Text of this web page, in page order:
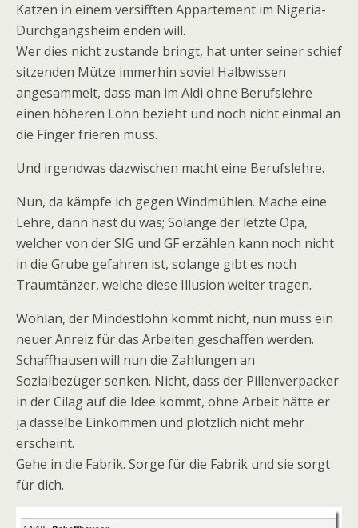
Katzen in einem versifften Appartement im Nigeria-
Durchgangsheim enden will.
Wer dies nicht zustande bringt, hat unter seiner schief
sitzenden Mütze immerhin soviel Halbwissen
angesammelt, dass man im Aldi ohne Berufslehre
einen höheren Lohn bezieht und noch nicht einmal an
die Finger frieren muss.
Und irgendwas dazwischen macht eine Berufslehre.
Nun, da kämpfe ich gegen Windmühlen. Mache eine
Lehre, dann hast du was; Solange der letzte Opa,
welcher von der SIG und GF erzählen kann noch nicht
in die Grube gefahren ist, solange gibt es noch
Traumtänzer, welche diese Illusion weiter tragen.
Wohlan, der Mindestlohn kommt nicht, nun muss ein
neuer Anreiz für das Arbeiten geschaffen werden.
Schaffhausen will nun die Zahlungen an
Sozialbezüger senken. Nicht, dass der Pillenverpacker
in der Cilag auf die Idee kommt, ohne Arbeit hätte er
ja dasselbe Einkommen und plötzlich nicht mehr
erscheint.
Gehe in die Fabrik. Sorge für die Fabrik und sie sorgt
für dich.